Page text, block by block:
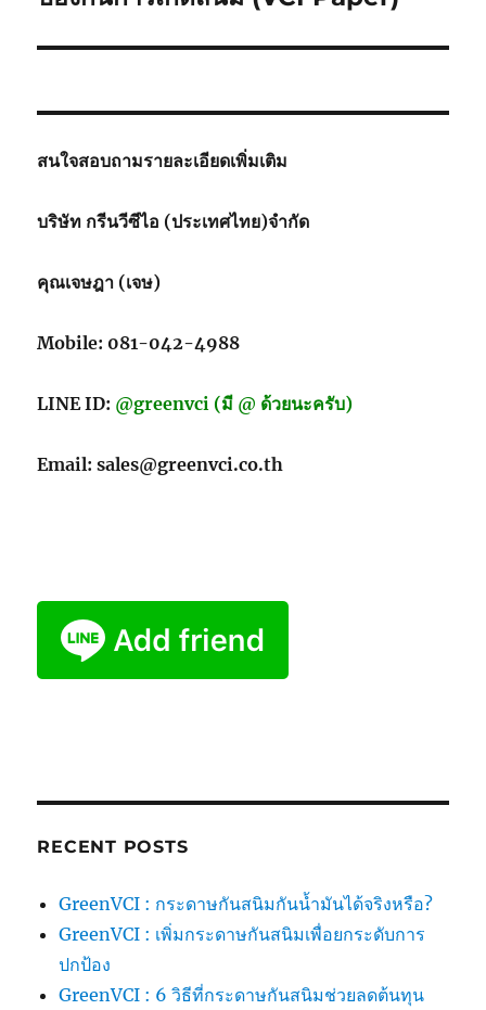
สนใจสอบถามรายละเอียดเพิ่มเติม
บริษัท กรีนวีซีไอ (ประเทศไทย)จำกัด
คุณเจษฎา (เจษ)
Mobile: 081-042-4988
LINE ID: @greenvci (มี @ ด้วยนะครับ)
Email: sales@greenvci.co.th
RECENT POSTS
GreenVCI : กระดาษกันสนิมกันน้ำมันได้จริงหรือ?
GreenVCI : เพิ่มกระดาษกันสนิมเพื่อยกระดับการ
ปกป้อง
GreenVCI : 6 วิธีที่กระดาษกันสนิมช่วยลดต้นทุน